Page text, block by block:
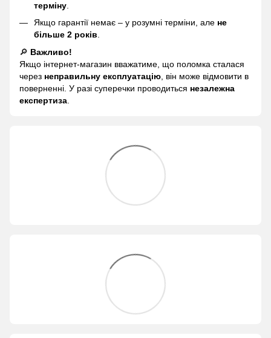
терміну
Якщо гарантії немає – у розумні терміни, але не
більше 2 років.
🔎 Важливо!
Якщо інтернет-магазин вважатиме, що поломка сталася
через неправильну експлуатацію , він може відмовити в
поверненні. У разі суперечки проводиться незалежна
експертиза